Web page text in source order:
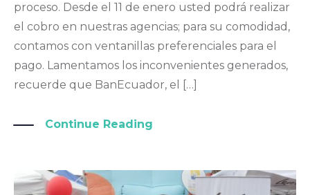
proceso. Desde el 11 de enero usted podrá realizar
el cobro en nuestras agencias; para su comodidad,
contamos con ventanillas preferenciales para el
pago. Lamentamos los inconvenientes generados,
recuerde que BanEcuador, el […]
Continue Reading